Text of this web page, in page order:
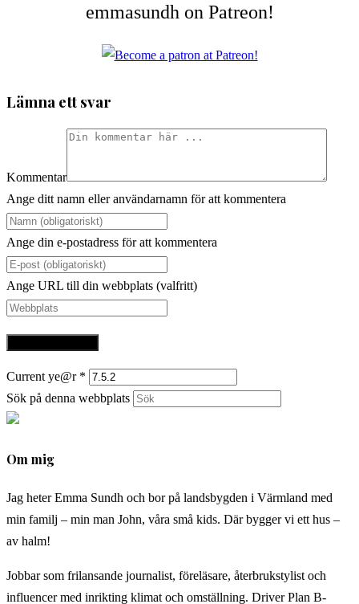
emmasundh on Patreon!
Lämna ett svar
Kommentar
Ange ditt namn eller användarnamn för att kommentera
Ange din e-postadress för att kommentera
Ange URL till din webbplats (valfritt)
Current ye@r *
Sök på denna webbplats
Om mig
Jag heter Emma Sundh och bor på landsbygden i Värmland med
min familj – min man John, våra små kids. Där bygger vi ett hus –
av halm!
Jobbar som frilansande journalist, föreläsare, återbrukstylist och
influencer med inrikting klimat och omställning. Driver Plan B-